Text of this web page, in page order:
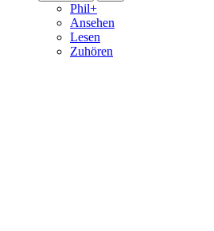
Phil+
Ansehen
Lesen
Zuhören